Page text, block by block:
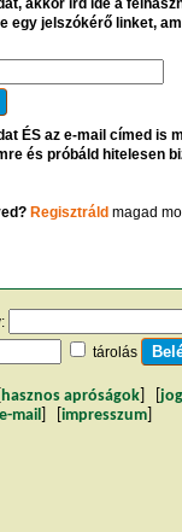
egy jelszókérő linket,
ÉS az e-mail címed is
és próbáld hitelesen
Regisztráldmagad
tárolás
hasznos apróságok
e-mail impresszum]